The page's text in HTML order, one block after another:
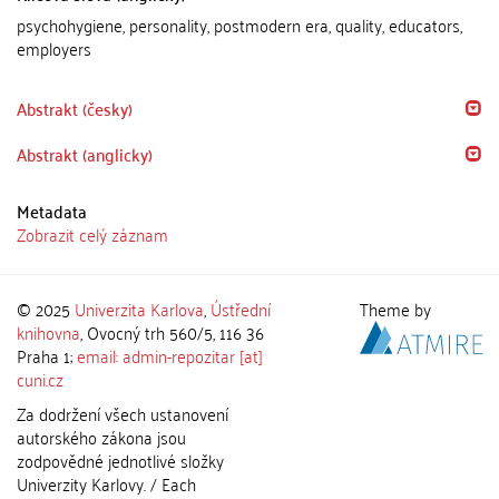
psychohygiene, personality, postmodern era, quality, educators,
employers
Abstrakt (česky)
Abstrakt (anglicky)
Metadata
Zobrazit celý záznam
© 2025 Univerzita Karlova,Ústřední
knihovna, Ovocný trh 560/5, 116 36
Praha 1;email: admin-repozitar [at]
cuni.cz
Za dodržení všech ustanovení
autorského zákona jsou
zodpovědné jednotlivé složky
Univerzity Karlovy. / Each
Theme by